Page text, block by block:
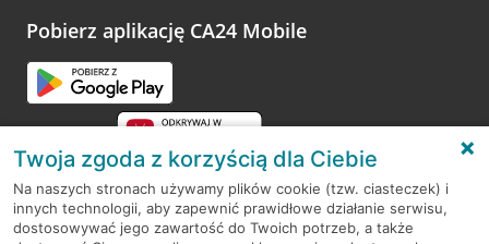
opinie.
Pobierz aplikację CA24 Mobile
RODO
Twoja zgoda z korzyścią dla Ciebie
Na naszych stronach używamy plików cookie (tzw. ciasteczek) i
innych technologii, aby zapewnić prawidłowe działanie serwisu,
dostosowywać jego zawartość do Twoich potrzeb, a także